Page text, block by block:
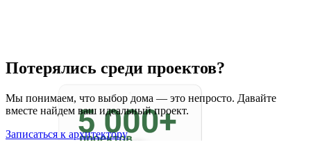
Потерялись среди проектов?
Мы понимаем, что выбор дома — это непросто. Давайте
вместе найдем ваш идеальный проект.
Записаться к архитектору